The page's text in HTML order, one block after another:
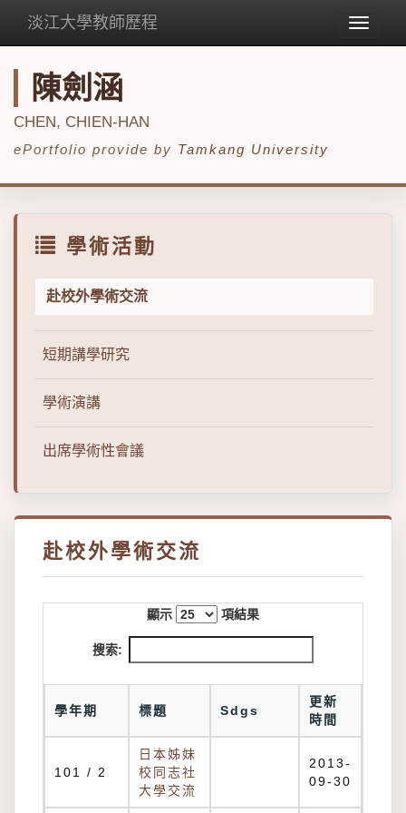
Toggle
淡江大學教師歷程
陳劍涵
CHEN, CHIEN-HAN
ePortfolio provide by Tamkang University
學術活動
赴校外學術交流
短期講學研究
學術演講
出席學術性會議
赴校外學術交流
顯示 項結果
搜索:
學年期 標題 Sdgs
更新
時間
101 / 2
日本姊妹
校同志社
大學交流
2013-
09-30